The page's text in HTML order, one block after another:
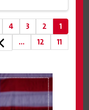
1
2
3
4
11
12
...